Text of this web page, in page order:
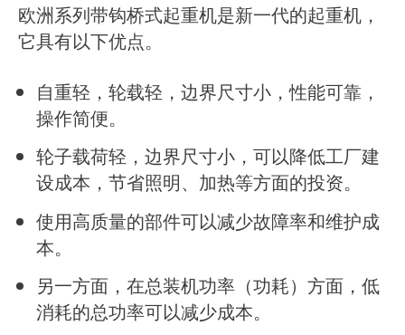
欧洲系列带钩桥式起重机是新一代的起重机，
它具有以下优点。
自重轻，轮载轻，边界尺寸小，性能可靠，
操作简便。
轮子载荷轻，边界尺寸小，可以降低工厂建
设成本，节省照明、加热等方面的投资。
使用高质量的部件可以减少故障率和维护成
本。
另一方面，在总装机功率（功耗）方面，低
消耗的总功率可以减少成本。